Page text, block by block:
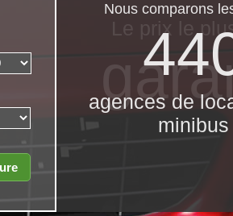
Nous comparons
agences de
minibus
Le prix le​